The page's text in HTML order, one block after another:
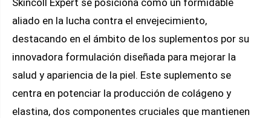
aliado en la lucha contra el envejecimiento,
destacando en el ámbito de los suplementos por su
innovadora formulación diseñada para mejorar la
salud y apariencia de la piel. Este suplemento se
centra en potenciar la producción de colágeno y
elastina, dos componentes cruciales que mantienen